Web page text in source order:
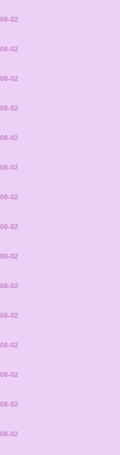
02
02
02
02
02
02
02
02
02
02
02
02
02
02
02